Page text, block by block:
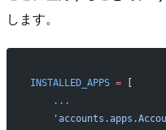
します。
INSTALLED_APPS = [
    ...